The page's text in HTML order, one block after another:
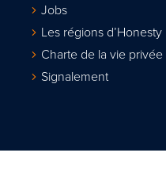
Jobs
Les régions d’Honesty
Charte de la vie privée
Signalement